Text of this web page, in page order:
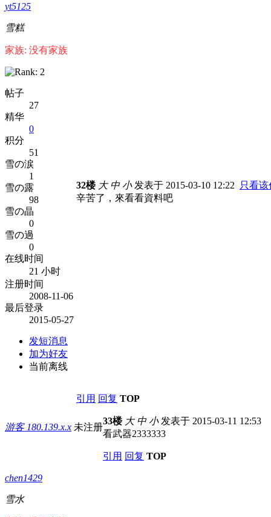
yt5125
雪糕
家族: 没有家族
帖子
27
精华
0
积分
51
雪の涙
1
雪の露
98
雪の晶
0
雪の過
0
在线时间
21 小时
注册时间
2008-11-06
最后登录
2015-05-27
发短消息
加为好友
当前离线
32楼 大 中 小发表于 2015-03-10 12:22
只看该
辛苦了，來看看資料吧
引用 回复 TOP
游客 180.139.x.x 未注册
33楼 大 中 小发表于 2015-03-11 12:53
看武器2333333
引用 回复 TOP
chen1429
雪水